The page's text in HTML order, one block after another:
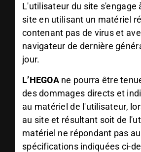
L'utilisateur du site s'engage
site en utilisant un matériel
contenant pas de virus et
navigateur de dernière
jour.
L’HEGOAne pourra être
des dommages directs et
au matériel de l'utilisateur,
au site et résultant soit de
matériel ne répondant pas
spécifications indiquées ci-